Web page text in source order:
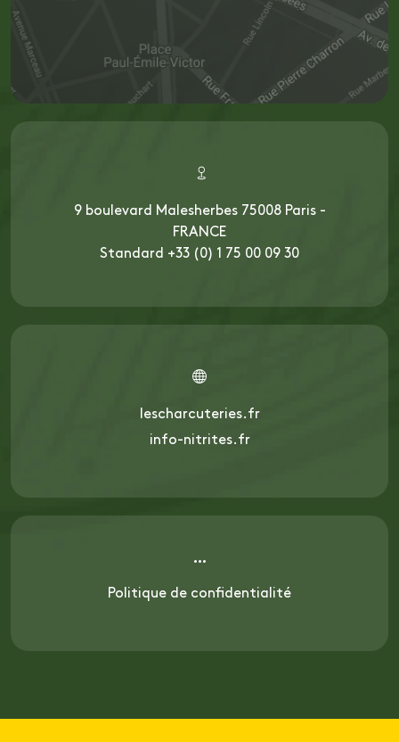
9 boulevard Malesherbes 75008 Paris -
FRANCE
Standard +33 (0) 1 75 00 09 30
lescharcuteries.fr
info-nitrites.fr
Politique de confidentialité